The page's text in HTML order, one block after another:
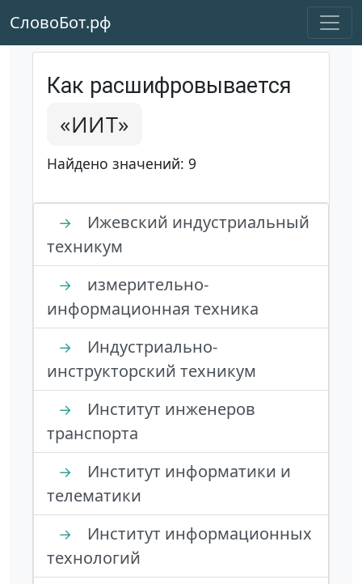
СловоБот.рф
Как расшифровывается
«ИИТ»
Найдено значений: 9
→
Ижевский индустриальный
техникум
→
измерительно-
информационная техника
→
Индустриально-
инструкторский техникум
→
Институт инженеров
транспорта
→
Институт информатики и
телематики
→
Институт информационных
технологий